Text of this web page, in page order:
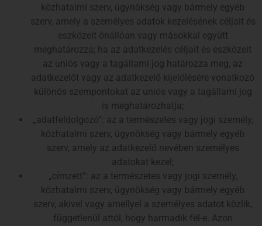
közhatalmi szerv, ügynökség vagy bármely egyéb
szerv, amely a személyes adatok kezelésének céljait és
eszközeit önállóan vagy másokkal együtt
meghatározza; ha az adatkezelés céljait és eszközeit
az uniós vagy a tagállami jog határozza meg, az
adatkezelőt vagy az adatkezelő kijelölésére vonatkozó
különös szempontokat az uniós vagy a tagállami jog
is meghatározhatja;
„adatfeldolgozó”: az a természetes vagy jogi személy,
közhatalmi szerv, ügynökség vagy bármely egyéb
szerv, amely az adatkezelő nevében személyes
adatokat kezel;
„címzett”: az a természetes vagy jogi személy,
közhatalmi szerv, ügynökség vagy bármely egyéb
szerv, akivel vagy amellyel a személyes adatot közlik,
függetlenül attól, hogy harmadik fél-e. Azon